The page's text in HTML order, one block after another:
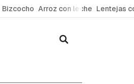
Bizcocho Arroz con leche Lentejas